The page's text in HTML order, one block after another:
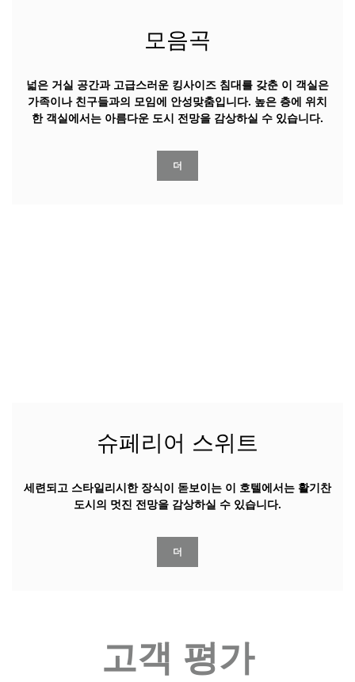
모음곡
넓은 거실 공간과 고급스러운 킹사이즈 침대를 갖춘 이 객실은
가족이나 친구들과의 모임에 안성맞춤입니다. 높은 층에 위치
한 객실에서는 아름다운 도시 전망을 감상하실 수 있습니다.
더
슈페리어 스위트
세련되고 스타일리시한 장식이 돋보이는 이 호텔에서는 활기찬
도시의 멋진 전망을 감상하실 수 있습니다.
더
고객 평가